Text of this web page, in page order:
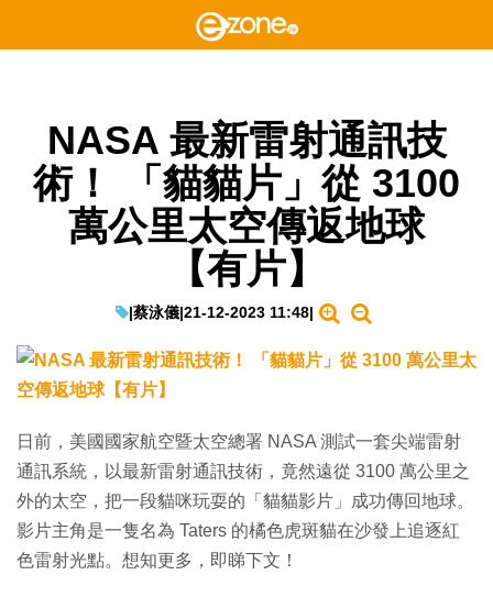
NASA 最新雷射通訊技
術！ 「貓貓片」從 3100
萬公里太空傳返地球
【有片】
|蔡泳儀|21-12-2023 11:48|
日前，美國國家航空暨太空總署 NASA 測試一套尖端雷射
通訊系統，以最新雷射通訊技術，竟然遠從 3100 萬公里之
外的太空，把一段貓咪玩耍的「貓貓影片」成功傳回地球。
影片主角是一隻名為 Taters 的橘色虎斑貓在沙發上追逐紅
色雷射光點。想知更多，即睇下文！